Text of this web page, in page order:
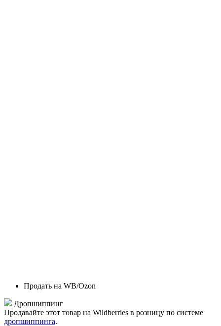
Продать на WB/Ozon
Дропшиппинг
Продавайте этот товар на Wildberries в розницу по системе
дропшиппинга.